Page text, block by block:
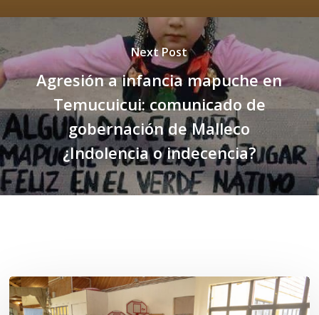
Next Post
Agresión a infancia mapuche en
Temucuicui: comunicado de
gobernación de Malleco
¿Indolencia o indecencia?
Toda
el